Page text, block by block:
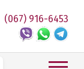
(067) 916-6453